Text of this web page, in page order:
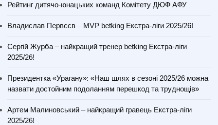
Рейтинг дитячо-юнацьких команд Комітету ДЮФ АФУ
Владислав Первєєв – MVP betking Екстра-ліги 2025/26!
Сергій Журба – найкращий тренер betking Екстра-ліги
2025/26!
Президентка «Урагану»: «Наш шлях в сезоні 2025/26 можна
назвати достойним подоланням перешкод та труднощів»
Артем Малиновський – найкращий гравець Екстра-ліги
2025/26!